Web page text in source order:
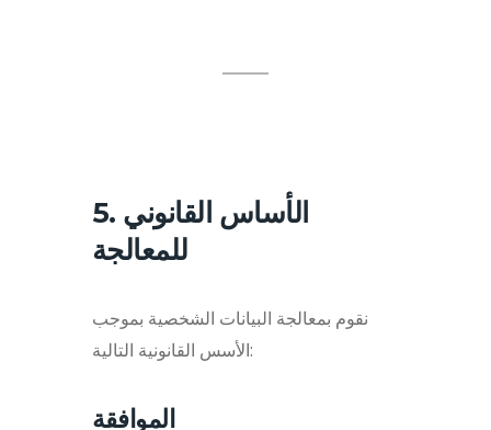
5. الأساس القانوني
للمعالجة
نقوم بمعالجة البيانات الشخصية بموجب
الأسس القانونية التالية:
الموافقة